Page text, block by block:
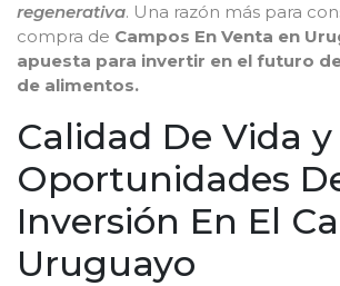
regenerativa. Una razón más para
compra de Campos En Venta en
apuesta para invertir en el futuro
de alimentos.
Calidad De Vida y
Oportunidades
Inversión En El
Uruguayo